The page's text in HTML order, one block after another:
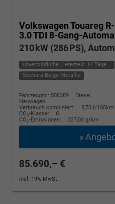
Volkswagen Touareg
3.0 TDI 8-Gang-
210 kW (286 PS),
unverbindliche Lieferzeit: 14 Tage
Sechura Beige Metallic
Fahrzeugnr.: 508389
Diesel
Neuwagen
Verbrauch kombiniert:
8,70 l/100km
CO2-Klasse:
G
CO2-Emissionen: 227,00 g/km
»
85.690,– €
incl. 19% MwSt.